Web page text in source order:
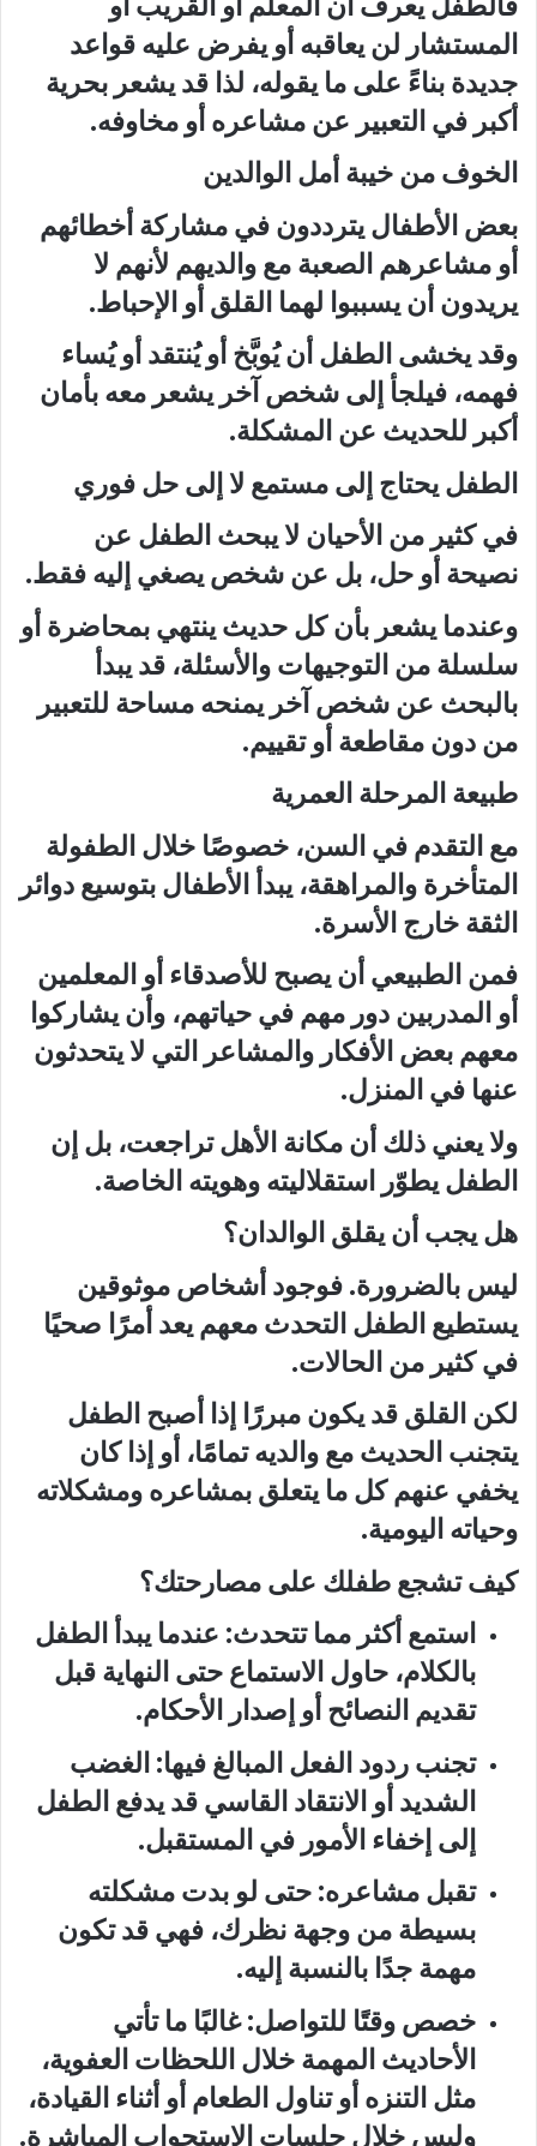
المستشار لن يعاقبه أو يفرض عليه قواعد
جديدة بناءً على ما يقوله، لذا قد يشعر بحرية
أكبر في التعبير عن مشاعره أو مخاوفه.
الخوف من خيبة أمل الوالدين
بعض الأطفال يترددون في مشاركة أخطائهم
أو مشاعرهم الصعبة مع والديهم لأنهم لا
يريدون أن يسببوا لهما القلق أو الإحباط.
وقد يخشى الطفل أن يُوبَّخ أو يُنتقد أو يُساء
فهمه، فيلجأ إلى شخص آخر يشعر معه بأمان
أكبر للحديث عن المشكلة.
الطفل يحتاج إلى مستمع لا إلى حل فوري
في كثير من الأحيان لا يبحث الطفل عن
نصيحة أو حل، بل عن شخص يصغي إليه فقط.
وعندما يشعر بأن كل حديث ينتهي بمحاضرة أو
سلسلة من التوجيهات والأسئلة، قد يبدأ
بالبحث عن شخص آخر يمنحه مساحة للتعبير
من دون مقاطعة أو تقييم.
طبيعة المرحلة العمرية
مع التقدم في السن، خصوصًا خلال الطفولة
المتأخرة والمراهقة، يبدأ الأطفال بتوسيع دوائر
الثقة خارج الأسرة.
فمن الطبيعي أن يصبح للأصدقاء أو المعلمين
أو المدربين دور مهم في حياتهم، وأن يشاركوا
معهم بعض الأفكار والمشاعر التي لا يتحدثون
عنها في المنزل.
ولا يعني ذلك أن مكانة الأهل تراجعت، بل إن
الطفل يطوّر استقلاليته وهويته الخاصة.
هل يجب أن يقلق الوالدان؟
ليس بالضرورة. فوجود أشخاص موثوقين
يستطيع الطفل التحدث معهم يعد أمرًا صحيًا
في كثير من الحالات.
لكن القلق قد يكون مبررًا إذا أصبح الطفل
يتجنب الحديث مع والديه تمامًا، أو إذا كان
يخفي عنهم كل ما يتعلق بمشاعره ومشكلاته
وحياته اليومية.
كيف تشجع طفلك على مصارحتك؟
استمع أكثر مما تتحدث: عندما يبدأ الطفل
بالكلام، حاول الاستماع حتى النهاية قبل
تقديم النصائح أو إصدار الأحكام.
تجنب ردود الفعل المبالغ فيها: الغضب
الشديد أو الانتقاد القاسي قد يدفع الطفل
إلى إخفاء الأمور في المستقبل.
تقبل مشاعره: حتى لو بدت مشكلته
بسيطة من وجهة نظرك، فهي قد تكون
مهمة جدًا بالنسبة إليه.
خصص وقتًا للتواصل: غالبًا ما تأتي
الأحاديث المهمة خلال اللحظات العفوية،
مثل التنزه أو تناول الطعام أو أثناء القيادة،
وليس خلال جلسات الاستجواب المباشرة.